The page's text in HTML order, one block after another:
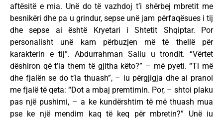
aftësitë e mia. Unë do të vazhdoj t’i shërbej mbretit me
besnikëri dhe pa u grindur, sepse unë jam përfaqësues i tij
dhe sepse ai është Kryetari i Shtetit Shqiptar. Por
personalisht unë kam përbuzjen më të thellë për
karakterin e tij”. Abdurrahman Saliu u trondit. “Vërtet
dëshiron që t’ia them të gjitha këto?” – më pyeti. “Ti më
dhe fjalën se do t’ia thuash”, – iu përgjigja dhe ai pranoi
me fjalë të qeta: “Dot a mbaj premtimin. Por, – shtoi plaku
pas një pushimi, – a ke kundërshtim të më thuash mua
pse ke një mendim kaq të keq për mbretin?” Unë iu